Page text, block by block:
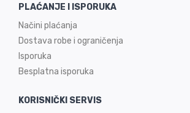
PLAĆANJE I ISPORUKA
Načini plaćanja
Dostava robe i ograničenja
Isporuka
Besplatna isporuka
KORISNIČKI SERVIS